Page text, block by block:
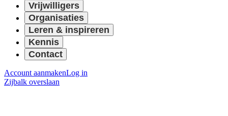
Vrijwilligers
Organisaties
Leren & inspireren
Kennis
Contact
Account aanmakenLog in
Zijbalk overslaan